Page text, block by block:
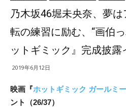
乃木坂46堀未央奈、夢
転の練習に励む、“画伯
ットギミック』完成披露
2019年6月12日
映画『ホットギミック ガールミ
ント（26/37）